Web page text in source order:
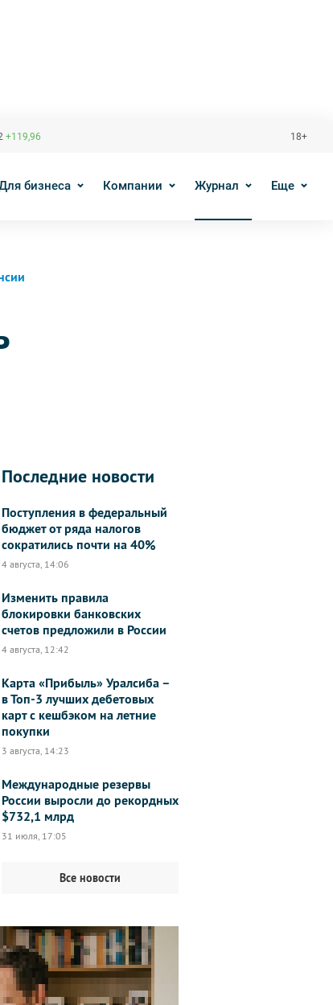
+119,96 18+
бизнеса Компании Журнал Еще
Последние новости
Поступления в федеральный
бюджет от ряда налогов
сократились почти на 40%
4 августа, 14:06
Изменить правила
блокировки банковских
счетов предложили в России
4 августа, 12:42
Карта «Прибыль» Уралсиба –
в Топ-3 лучших дебетовых
карт с кешбэком на летние
покупки
3 августа, 14:23
Международные резервы
России выросли до рекордных
$732,1 млрд
31 июля, 17:05
Все новости